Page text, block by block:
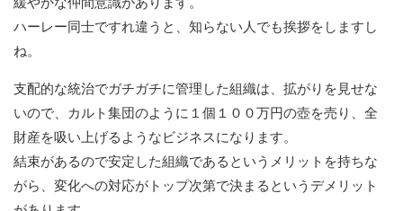
ハーレー同士ですれ違うと、知らない人でも挨拶をしますし
ね。
支配的な統治でガチガチに管理した組織は、拡がりを見せな
いので、カルト集団のように１個１００万円の壺を売り、全
財産を吸い上げるようなビジネスになります。
結束があるので安定した組織であるというメリットを持ちな
がら、変化への対応がトップ次第で決まるというデメリット